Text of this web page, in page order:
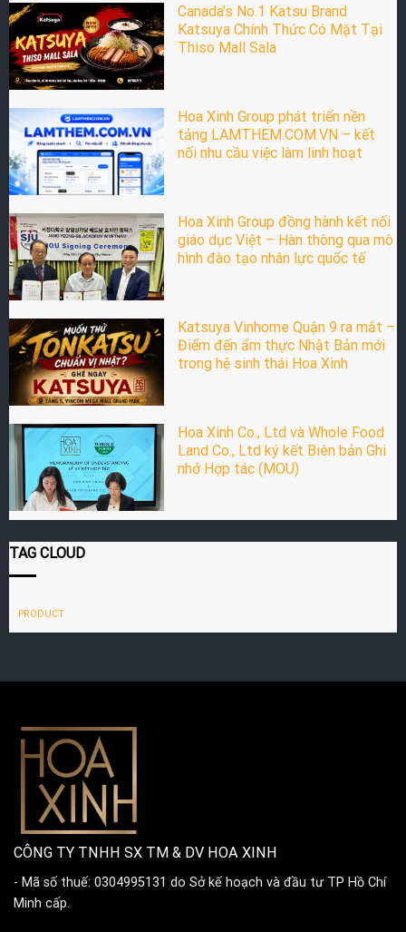
Canada’s No.1 Katsu Brand
Katsuya Chính Thức Có Mặt Tại
Thiso Mall Sala
Hoa Xinh Group phát triển nền
tảng LAMTHEM.COM.VN – kết
nối nhu cầu việc làm linh hoạt
Hoa Xinh Group đồng hành kết nối
giáo dục Việt – Hàn thông qua mô
hình đào tạo nhân lực quốc tế
Katsuya Vinhome Quận 9 ra mắt –
Điểm đến ẩm thực Nhật Bản mới
trong hệ sinh thái Hoa Xinh
Hoa Xinh Co., Ltd và Whole Food
Land Co., Ltd ký kết Biên bản Ghi
nhớ Hợp tác (MOU)
TAG CLOUD
PRODUCT
CÔNG TY TNHH SX TM & DV HOA XINH
- Mã số thuế: 0304995131 do Sở kế hoạch và đầu tư TP Hồ Chí
Minh cấp.